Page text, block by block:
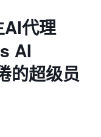
AI代理
AI
超级员